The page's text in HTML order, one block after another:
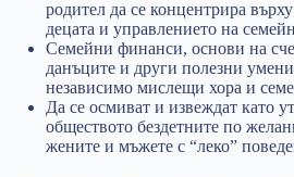
родител да се концентрира
децата и управлението на
Семейни финанси, основи на
данъците и други полезни
независимо мислещи хора и
Да се осмиват и извеждат като
обществото бездетните по
жените и мъжете с “леко”